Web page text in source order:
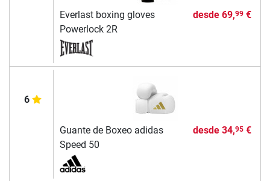
Everlast boxing gloves
Powerlock 2R
desde 69,99€
6
Guante de Boxeo adidas
Speed 50
desde 34,95€